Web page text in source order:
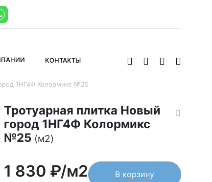
КОНТАКТЫ
1НГ4Ф Колормикс №25
Тротуарная плитка Новый
город 1НГ4Ф Колормикс
№25 (м2)
1 830 ₽/м2 В корзину